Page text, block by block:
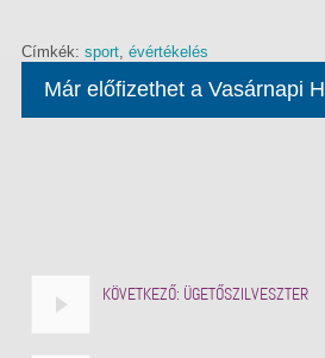
Címkék: sport, évértékelés
Már előfizethet a Vasárnapi
KÖVETKEZŐ: ÜGETŐSZILVESZTER